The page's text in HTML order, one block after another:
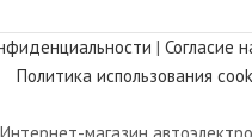
| Согласие
Политика использования